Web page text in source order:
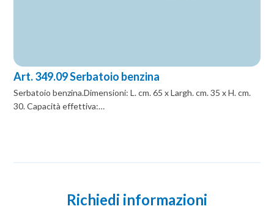
Art. 349.09 Serbatoio benzina
Serbatoio benzina.Dimensioni: L. cm. 65 x Largh. cm. 35 x H. cm.
30. Capacità effettiva:…
Richiedi informazioni